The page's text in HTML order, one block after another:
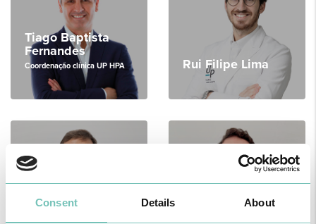
Consent Details About
Tiago Baptista
Fernandes
Coordenação clínica UP HPA Rui Filipe Lima
Gerson T. B. M.